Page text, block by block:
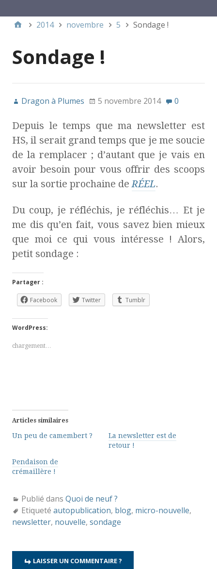
Menu 1
2014 novembre 5 Sondage !
Sondage !
Dragon à Plumes 5 novembre 2014 0
Depuis le temps que ma newsletter est
HS, il serait grand temps que je me soucie
de la remplacer ; d’autant que je vais en
avoir besoin pour vous offrir des scoops
sur la sortie prochaine deRÉEL.
Du coup, je réfléchis, je réfléchis… Et je
me dis qu’en fait, vous savez bien mieux
que moi ce qui vous intéresse ! Alors,
petit sondage :
Partager :
Facebook Twitter Tumblr
WordPress:
chargement…
Articles similaires
Un peu de camembert ?
La newsletter est de
retour !
Pendaison de
crémaillère !
Publié dans Quoi de neuf ?
Etiqueté autopublication, blog, micro-nouvelle,
newsletter, nouvelle, sondage
LAISSER UN COMMENTAIRE ?